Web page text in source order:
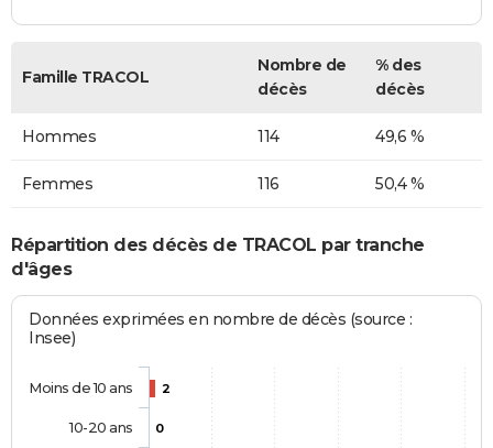
Famille TRACOL
Nombre de
décès
% des
décès
Hommes 114 49,6 %
Femmes 116 50,4 %
Répartition des décès de TRACOL par tranche
d'âges
Données exprimées en nombre de décès (source :
Insee)
2
0
Moins de 10 ans
10-20 ans